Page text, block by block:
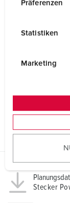
s
u
w
a
h
Präferenzen
Statistiken
Marketing
Stecker